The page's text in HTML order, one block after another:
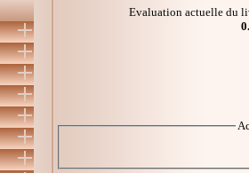
Evaluation actuelle du